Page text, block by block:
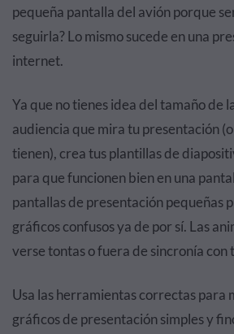
pequeña pantalla del avión porque
seguirla? Lo mismo sucede en una
internet.
Ya que no tienes idea del tamaño de
audiencia que mira tu presentación
tienen), crea tus plantillas de
para que funcionen bien en una
pantallas de presentación pequeñas
gráficos confusos ya de por sí. Las
verse tontas o fuera de sincronía con
Usa las herramientas correctas para
gráficos de presentación simples y